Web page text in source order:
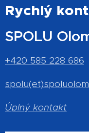
Rychlý
SPOLU
+420 585 228 686
Úplný kontakt